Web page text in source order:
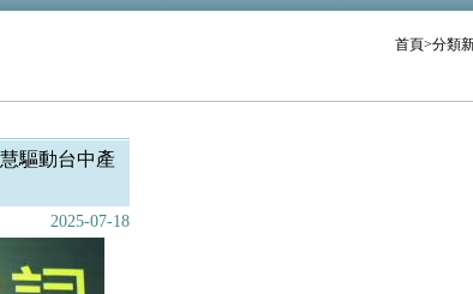
首頁>分類
驅動台中產
2025-07-18